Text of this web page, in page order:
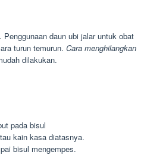
daun ubi jalar untuk obat
turun temurun. Cara menghilangkan
dilakukan.
pada bisul
kain kasa diatasnya.
bisul mengempes.